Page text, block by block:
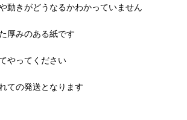
動きがどうなるかわかっていません
厚みのある紙です
やってください
ての発送となります